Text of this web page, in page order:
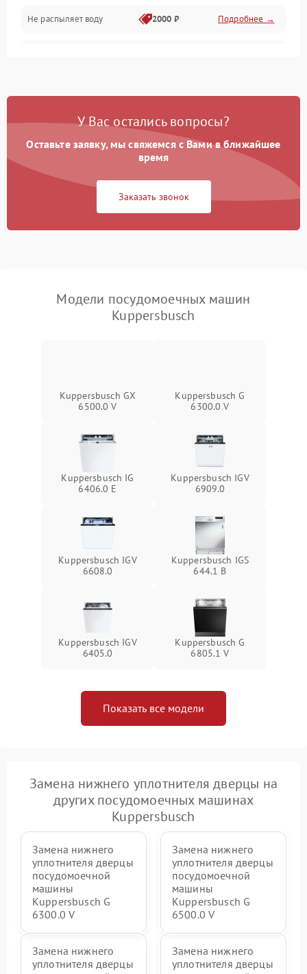
Программное обеспечение
Не распыляет воду 2000 ₽ Подробнее →
Проблемы с набором
Не работает сушилка 2100 ₽ Подробнее →
Сбои в работе таймера 1700 ₽
У Вас остались вопросы?
Оставьте заявку, мы свяжемся с Вами в ближайшее
время
Заказать звонок
Модели посудомоечных машин
Kuppersbusch
Kuppersbusch GX
6500.0 V
Kuppersbusch G
6300.0 V
Kuppersbusch IG
6406.0 E
Kuppersbusch IGV
6909.0
Kuppersbusch IGV
6608.0
Kuppersbusch IGS
644.1 B
Kuppersbusch IGV
6405.0
Kuppersbusch G
6805.1 V
Показать все модели
Замена нижнего уплотнителя дверцы на
других посудомоечных машинах
Kuppersbusch
Замена нижнего
уплотнителя дверцы
посудомоечной
машины
Kuppersbusch G
6300.0 V
Замена нижнего
уплотнителя дверцы
посудомоечной
машины
Kuppersbusch G
6500.0 V
Замена нижнего
уплотнителя дверцы
Замена нижнего
уплотнителя дверцы